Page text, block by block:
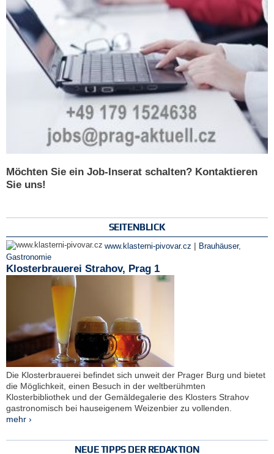
Möchten Sie ein Job-Inserat schalten? Kontaktieren
Sie uns!
SEITENBLICK
www.klasterni-pivovar.cz | Brauhäuser,
Gastronomie
Klosterbrauerei Strahov, Prag 1
Die Klosterbrauerei befindet sich unweit der Prager Burg und bietet
die Möglichkeit, einen Besuch in der weltberühmten
Klosterbibliothek und der Gemäldegalerie des Klosters Strahov
gastronomisch bei hauseigenem Weizenbier zu vollenden.
mehr ›
NEUE TIPPS DER REDAKTION